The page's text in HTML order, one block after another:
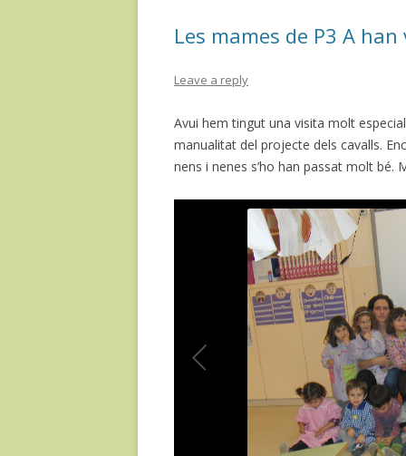
Les mames de P3 A
Leave a reply
Avui hem tingut una visita molt
manualitat del projecte dels cavalls.
nens i nenes s’ho han passat molt bé.